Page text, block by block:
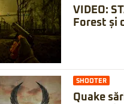
VIDEO:
Forest și
SHOOTER
Quake